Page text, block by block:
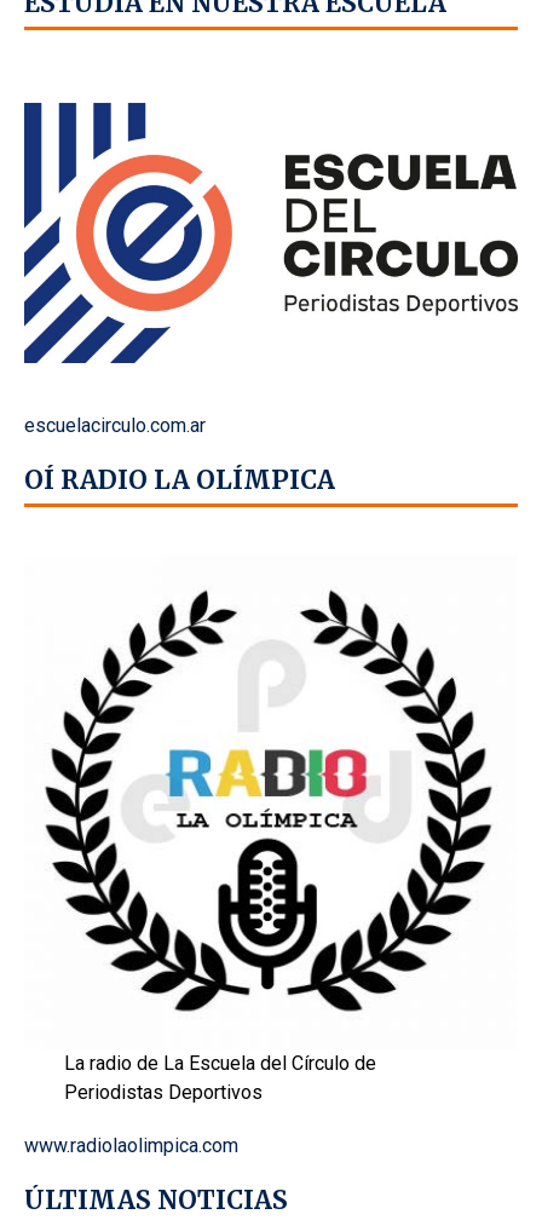
escuelacirculo.com.ar
OÍ RADIO LA OLÍMPICA
La radio de La Escuela del Círculo de
Periodistas Deportivos
www.radiolaolimpica.com
ÚLTIMAS NOTICIAS